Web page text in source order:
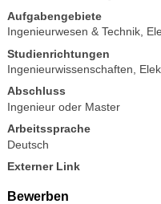
Aufgabengebiete
Ingenieurwesen & Technik,
Studienrichtungen
Ingenieurwissenschaften
Abschluss
Ingenieur oder Master
Arbeitssprache
Deutsch
Externer Link
Bewerben